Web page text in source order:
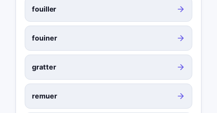
fouiller
fouiner
gratter
remuer